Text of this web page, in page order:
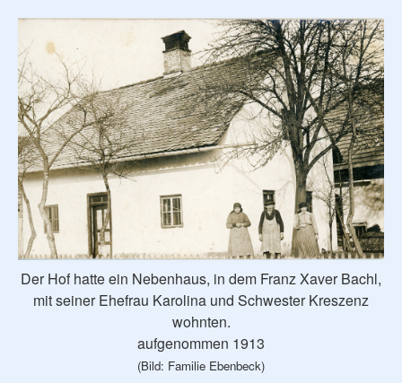
Der Hof hatte ein Nebenhaus, in dem Franz Xaver Bachl,
mit seiner Ehefrau Karolina und Schwester Kreszenz
wohnten.
aufgenommen 1913
(Bild: Familie Ebenbeck)